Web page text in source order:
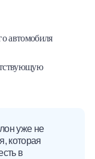
автомобиля
уже не
которая
в